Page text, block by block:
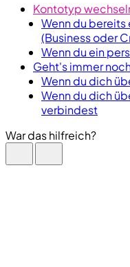
Kontotyp
Wenn du bereits
(Business oder
Wenn du ein
Geht's immer
Wenn du dich
Wenn du dich
verbindest
War das hilfreich?